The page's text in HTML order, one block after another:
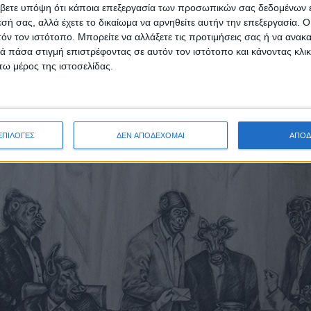
υπόψη ότι κάποια επεξεργασία των προσωπικών σας δεδομένων
σας, αλλά έχετε το δικαίωμα να αρνηθείτε αυτήν την επεξεργασία.
τον ιστότοπο. Μπορείτε να αλλάξετε τις προτιμήσεις σας ή να
στιγμή επιστρέφοντας σε αυτόν τον ιστότοπο και κάνοντας
μέρος της ιστοσελίδας.
ΔΕΝ ΑΠΟΔΕΧΟΜΑΙ
η τροποποίηση της ισχύουσας νομοθεσίας-που
με κατεύθυνση την απαγόρευση της εκούσιας
μέτρα ελέγχου των γεννήσεων την αυστηροποίηση -